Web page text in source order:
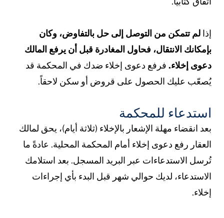
لم تتمكن من التوصل إلى حل بالتفاوض، وكان
بإمكانك الانتقال، فحاول المغادرة قبل أن يرفع المالك
دعوى إخلاء.فرفع دعوى إخلاء ضدك في المحكمة قد
يُصعّب عليك الحصول على قروض أو سكن لاحقاً.
استدعاء للمحكمة
بعد انقضاء مهلة الإشعار بالإخلاء (ثلاثة أيام)، يحق لمالك
العقار رفع دعوى إخلاء أمام المحكمة المحلية. عادةً ما
تُرسل الاستدعاءات عبر البريد المسجل. بعد استلامك
الاستدعاء، لديك حوالي شهر قبل البدء بأي إجراءات
إخلاء.